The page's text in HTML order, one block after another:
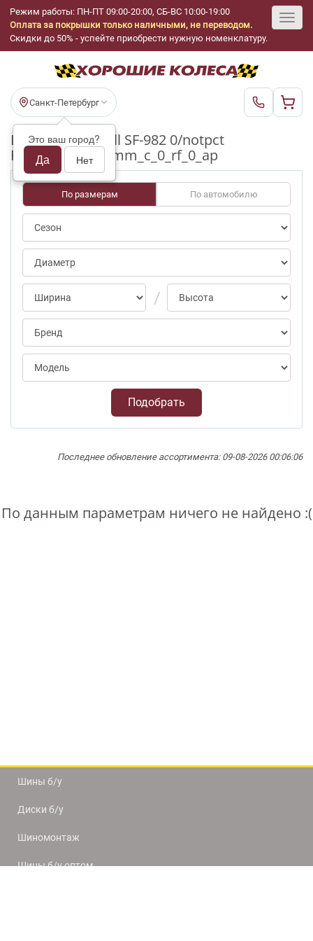
Режим работы: ПН-ПТ 09:00-20:00, СБ-ВС 10:00-19:00
Оплата за покрышки только наличными, не переводом.
Скидки до 50% - успейте приобрести нужную номенклатуру.
Санкт-Петербург
Это ваш город?
Да Нет
Шины бу Sunfull SF-982 0/notpct
R17_225_50_6-7mm_c_0_rf_0_ap
По размерам По автомобилю
Подобрать
Последнее обновление ассортимента: 09-08-2026 00:06:06
По данным параметрам ничего не найдено :(
Шины б/у
Диски б/у
Шиномонтаж
Шины б/у оптом